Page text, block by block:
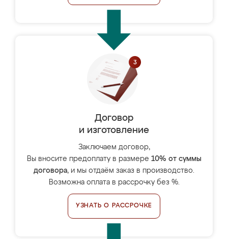
Договор
и изготовление
Заключаем договор,
Вы вносите предоплату в размере 10% от суммы
договора, и мы отдаём заказ в производство.
Возможна оплата в рассрочку без %.
УЗНАТЬ О РАССРОЧКЕ